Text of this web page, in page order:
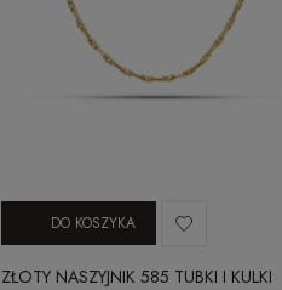
ZŁOTY NASZYJNIK 585 TUBKI I KULKI
DO KOSZYKA